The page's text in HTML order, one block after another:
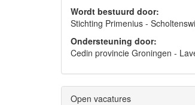
Wordt bestuurd door:
Stichting Primenius -
Ondersteuning door:
Cedin provincie Groningen -
Open vacatures